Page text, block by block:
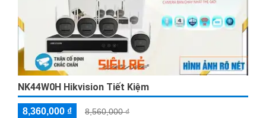
NK44W0H Hikvision Tiết Kiệm
8,360,000 ₫ 8,560,000 ₫